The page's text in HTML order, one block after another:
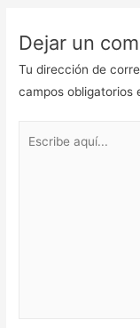
Dejar un
Tu dirección de
campos obligatorios